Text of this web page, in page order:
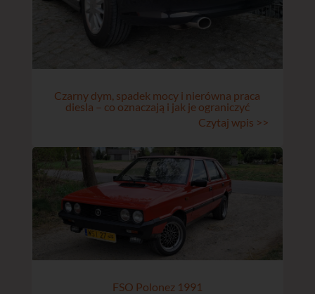
Czarny dym, spadek mocy i nierówna praca
diesla – co oznaczają i jak je ograniczyć
Czytaj wpis >>
FSO Polonez 1991